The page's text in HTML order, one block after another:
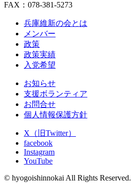
FAX：078-381-5273
兵庫維新の会とは
メンバー
政策
政策実績
入党希望
お知らせ
支援ボランティア
お問合せ
個人情報保護方針
X（旧Twitter）
facebook
Instagram
YouTube
© hyogoishinnokai All Rights Reserved.